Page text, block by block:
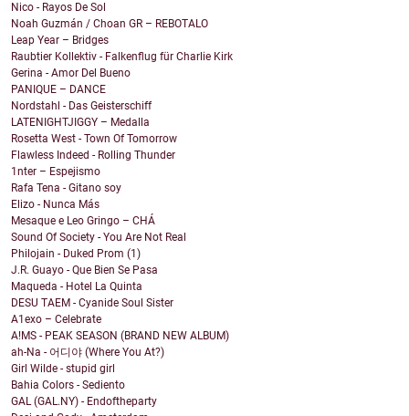
Nico - Rayos De Sol
Noah Guzmán / Choan GR – REBOTALO
Leap Year – Bridges
Raubtier Kollektiv - Falkenflug für Charlie Kirk
Gerina - Amor Del Bueno
PANIQUE – DANCE
Nordstahl - Das Geisterschiff
LATENIGHTJIGGY – Medalla
Rosetta West - Town Of Tomorrow
Flawless Indeed - Rolling Thunder
1nter – Espejismo
Rafa Tena - Gitano soy
Elizo - Nunca Más
Mesaque e Leo Gringo – CHÁ
Sound Of Society - You Are Not Real
Philojain - Duked Prom (1)
J.R. Guayo - Que Bien Se Pasa
Maqueda - Hotel La Quinta
DESU TAEM - Cyanide Soul Sister
A1exo – Celebrate
A!MS - PEAK SEASON (BRAND NEW ALBUM)
ah-Na - 어디야 (Where You At?)
Girl Wilde - stupid girl
Bahia Colors - Sediento
GAL (GAL.NY) - Endoftheparty